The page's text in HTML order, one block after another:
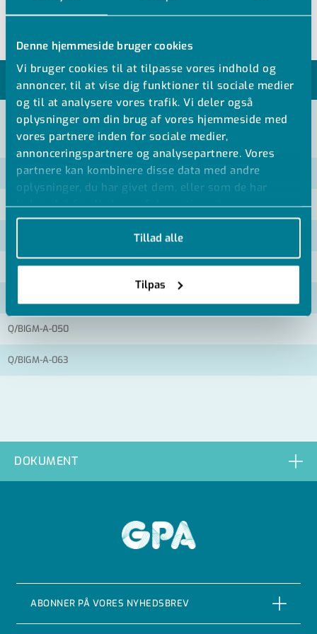
Denne hjemmeside bruger cookies
Vi bruger cookies til at tilpasse vores indhold og
annoncer, til at vise dig funktioner til sociale medier
og til at analysere vores trafik. Vi deler også
oplysninger om din brug af vores hjemmeside med
vores partnere inden for sociale medier,
annonceringspartnere og analysepartnere. Vores
partnere kan kombinere disse data med andre
oplysninger, du har givet dem, eller som de har
indsamlet fra din brug af deres tjenester.
Tillad alle
Tilpas
MODELLER
VIS ALLE MÅL +
Artikel nummer
Q/BIGM-A-020
Q/BIGM-A-032
Q/BIGM-A-050
Q/BIGM-A-063
DOKUMENT
ABONNER PÅ VORES NYHEDSBREV